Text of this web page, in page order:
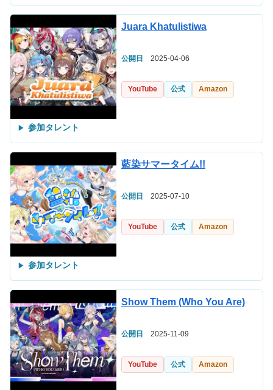
Juara Khatulistiwa
公開日 2025-04-06
YouTube 公式 Amazon
参加タレント
藍染サマータイム!!
公開日 2025-07-10
YouTube 公式 Amazon
参加タレント
Show Them (Who You Are)
公開日 2025-11-09
YouTube 公式 Amazon